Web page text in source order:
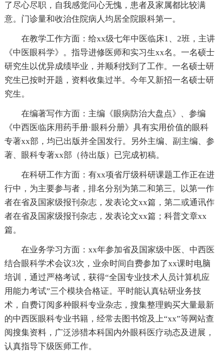
了尽心尽职，自我感觉问心无愧，患者及家属都比较满
意。门诊量和收治住院病人均居全院眼科第一。
在教学工作方面：给xx级七年中医临床1、2班，主讲
《中医眼科学》。指导进修医师和实习生xx名。一名硕士
研究生以优异成绩毕业，并顺利找到了工作。一名硕士研
究生已按时开题，资料收集过半。今年又新招一名硕士研
究生。
在编著写作方面：主编《眼病防治大盘点》、参编
《中西医临床用药手册·眼科分册》具有实用价值的眼科
专著xx部，均已出版并全国发行。另外主编、副主编、参
著、眼科专著xx部（待出版）已完成初稿。
在科研工作方面：有xx项省厅级科研课题工作正在进
行中，为主要参与者，排名分别为第二和第三。以第一作
者在省及国家级报刊杂志，发表论文xx篇，第二或通讯作
者在省及国家级报刊杂志，发表论文xx篇；科普文章xx
篇。
在业务学习方面：xx年参加省及国家级中医、中西医
结合眼科学术会议3次，业余时间自费参加了xx课时电脑
培训，通过严格考试，获得“全国专业技术人员计算机应
用能力考试”三个模块合格证。平时能认真钻研业务技
术，自费订阅多种眼科专业杂志，搜集整理购买大量最新
的中西医眼科专业书籍，经常去图书馆及上“xx”等网站查
阅搜集资料，广泛涉猎本科国内外眼科医疗动态及进展，
认真指导下级医师工作。